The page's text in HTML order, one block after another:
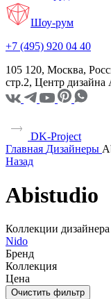
Шоу-рум
+7 (495) 920 04 40
105 120, Москва,
стр.2, Центр
DK-Project
Главная Дизайнеры
Назад
Abistudio
Коллекции
Nido
Бренд
Коллекция
Цена
Очистить фильтр